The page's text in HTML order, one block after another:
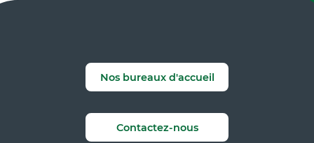
Nos bureaux d'accueil
Contactez-nous